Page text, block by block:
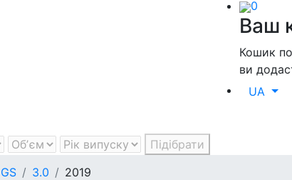
0
Ваш
Кошик
ви
UA
Підібрати
GS 3.0 2019